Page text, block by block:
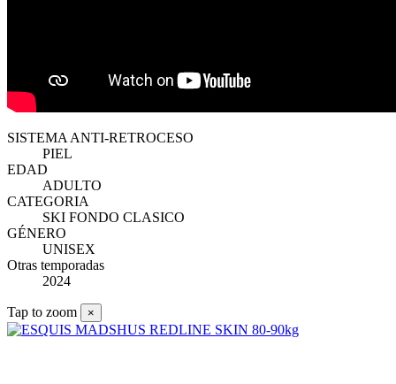
SISTEMA ANTI-RETROCESO
PIEL
EDAD
ADULTO
CATEGORIA
SKI FONDO CLASICO
GÉNERO
UNISEX
Otras temporadas
2024
Tap to zoom ×